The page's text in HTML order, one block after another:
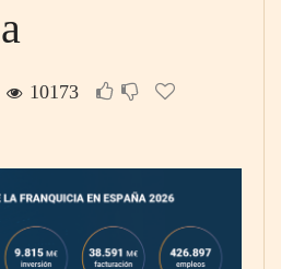
10173